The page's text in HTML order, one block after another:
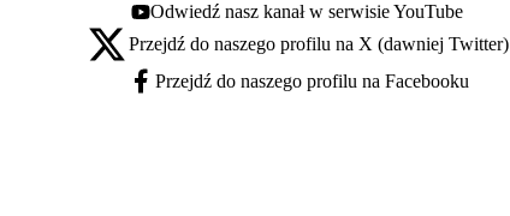
Youtube - otwiera się w nowej karcie
Odwiedź nasz kanał w serwisie YouTube
X - otwiera się w nowej karcie
Przejdź do naszego profilu na X (dawniej Twitter)
Facebook - otwiera się w nowej karcie
Przejdź do naszego profilu na Facebooku